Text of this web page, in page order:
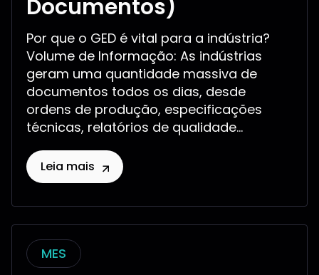
Documentos)
Por que o GED é vital para a indústria?
Volume de Informação: As indústrias
geram uma quantidade massiva de
documentos todos os dias, desde
ordens de produção, especificações
técnicas, relatórios de qualidade...
Leia mais
MES